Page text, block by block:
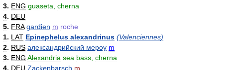
3. ENG guaseta cherna
4. DEU —
5. FRA gardien m roche
1. LAT Epinephelus alexandrinus (Valenciennes)
2. RUS александрийский мероу m
3. ENG Alexandria sea bass cherna
4. DEU Zackenbarsch m